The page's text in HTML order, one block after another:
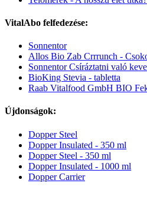
VitalAbo felfedezése:
Sonnentor
Allos Bio Zab Crrrunch -
Sonnentor Csíráztatni való
BioKing Stevia - tabletta
Raab Vitalfood GmbH BIO
Újdonságok:
Dopper Steel
Dopper Insulated - 350 ml
Dopper Steel - 350 ml
Dopper Insulated - 1000 ml
Dopper Carrier